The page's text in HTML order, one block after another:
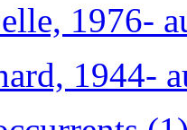
1976-
1944-